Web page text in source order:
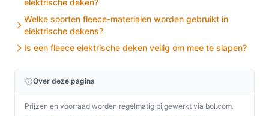
design, wat zorgt voor een superieure ervaring in
vergelijking met goedkopere alternatieven.
Conclusie
De Elektrische verwarmingsdeken Adler AD 7425 is een
uitstekende keuze voor iedereen die behoefte heeft aan
extra warmte en comfort. Dankzij de praktische
elektrische deken?
Welke soorten fleece-materialen worden gebruikt in
elektrische dekens?
Is een fleece elektrische deken veilig om mee te slapen?
Over deze pagina
Prijzen en voorraad worden regelmatig bijgewerkt via bol.com.